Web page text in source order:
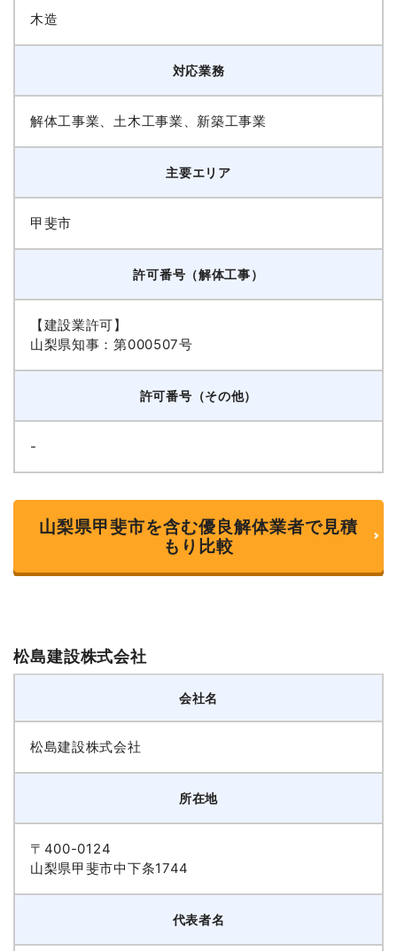
木造
対応業務
解体工事業、土木工事業、新築工事業
主要エリア
甲斐市
許可番号（解体工事）
【建設業許可】
山梨県知事：第000507号
許可番号（その他）
-
山梨県甲斐市を含む優良解体業者で見積
もり比較
松島建設株式会社
会社名
松島建設株式会社
所在地
〒400-0124
山梨県甲斐市中下条1744
代表者名